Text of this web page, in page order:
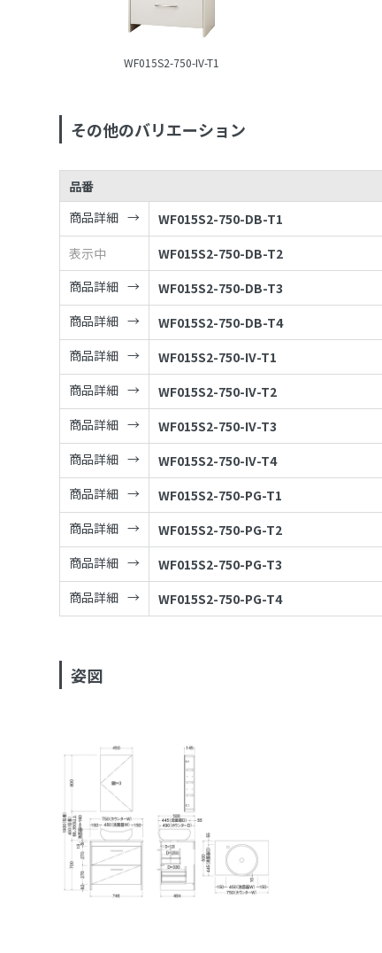
WF015S2-750-IV-T1
その他のバリエーション
品番
商品詳細
WF015S2-750-DB-T1
表示中
WF015S2-750-DB-T2
商品詳細
WF015S2-750-DB-T3
商品詳細
WF015S2-750-DB-T4
商品詳細
WF015S2-750-IV-T1
商品詳細
WF015S2-750-IV-T2
商品詳細
WF015S2-750-IV-T3
商品詳細
WF015S2-750-IV-T4
商品詳細
WF015S2-750-PG-T1
商品詳細
WF015S2-750-PG-T2
商品詳細
WF015S2-750-PG-T3
商品詳細
WF015S2-750-PG-T4
姿図